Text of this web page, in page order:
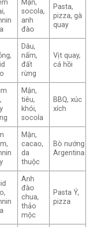
Mận,
socola,
anh
đào
Pasta,
pizza, gà
quay
Dâu,
nấm,
đất
rừng
Vịt quay,
cá hồi
Mận,
tiêu,
khói,
socola
BBQ, xúc
xích
Mận,
cacao,
da
thuộc
Bò nướng
Argentina
Anh
đào
chua,
thảo
mộc
Pasta Ý,
pizza